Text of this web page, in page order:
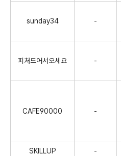
sunday34 -
피처드어서오세요 -
CAFE90000 -
SKILLUP -